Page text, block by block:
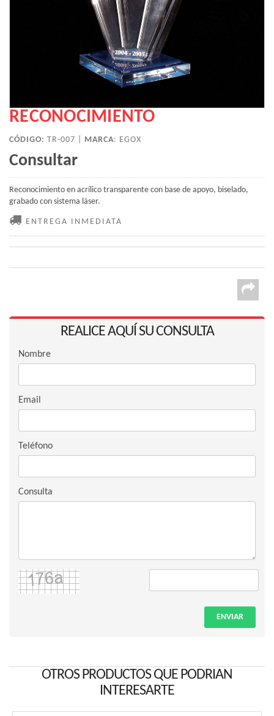
RECONOCIMIENTO
CÓDIGO: TR-007 | MARCA: EGOX
Consultar
Reconocimiento en acrílico transparente con base de apoyo, biselado,
grabado con sistema láser.
ENTREGA INMEDIATA
REALICE AQUÍ SU CONSULTA
Nombre
Email
Teléfono
Consulta
ENVIAR
OTROS PRODUCTOS QUE PODRIAN
INTERESARTE